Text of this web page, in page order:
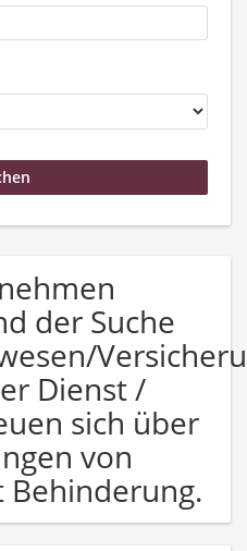
der Suche
Dienst /
sich über
von
Behinderung.